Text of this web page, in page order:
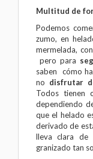
Multitud de
Podemos
zumo, en
mermelada,
pero para
saben cómo
no disfrutar
Todos tienen
dependiendo
que el helado
derivado de
lleva clara de
granizado tan